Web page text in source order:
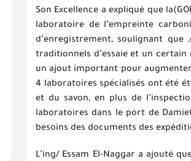
Son Excellence a expliqué que
laboratoire de l’empreinte
d’enregistrement, soulignant
traditionnels d’essaie et un
un ajout important pour
4 laboratoires spécialisés ont été
et du savon, en plus de
laboratoires dans le port de
besoins des documents des
L’ing/ Essam El-Naggar a ajouté